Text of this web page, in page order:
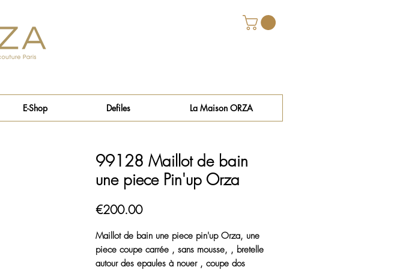
E-Shop Defiles La Maison ORZA
99128 Maillot de bain
une piece Pin'up Orza
€200.00Price
Maillot de bain une piece pin'up Orza, une
piece coupe carrée , sans mousse, , bretelle
autour des epaules à nouer , coupe dos